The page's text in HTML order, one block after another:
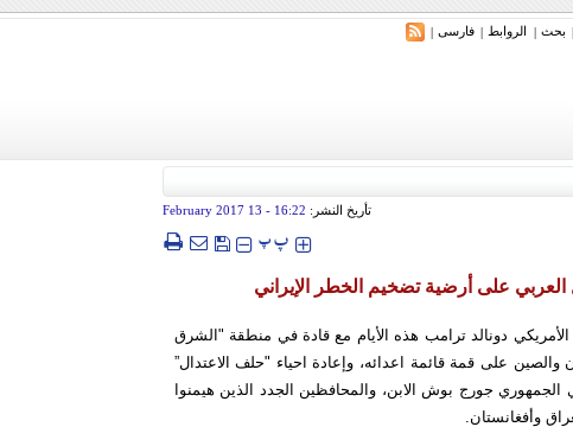
| بحث | الروابط | فارسی |
تأريخ النشر: 16:22
- 13 February 2017
‍‍‍ پپ
العربي على أرضية تضخيم الخطر الإيراني
دونالد ترامب هذه الأيام مع قادة في منطقة "الشرق
والصين على قمة قائمة اعدائه، وإعادة احياء "حلف الاعتدال”
جورج بوش الابن، والمحافظين الجدد الذين هيمنوا
وأفغانستان.